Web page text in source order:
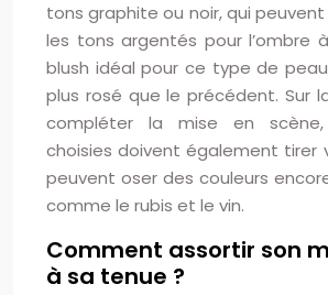
tons graphite ou noir, qui
les tons argentés pour l’ombre
blush idéal pour ce type de
plus rosé que le précédent. Sur
compléter la mise en
choisies doivent également tirer
peuvent oser des couleurs
comme le rubis et le vin.
Comment assortir son
à sa tenue ?